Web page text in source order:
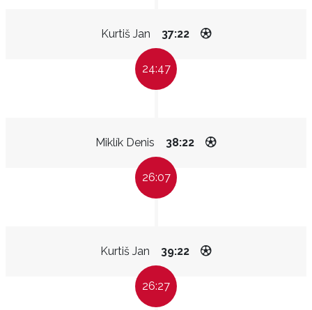
Kurtiš Jan 37:22
24:47
Miklík Denis 38:22
26:07
Kurtiš Jan 39:22
26:27